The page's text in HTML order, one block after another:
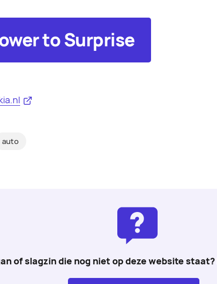
to Surprise
auto
of slagzin die nog niet op deze website staat?